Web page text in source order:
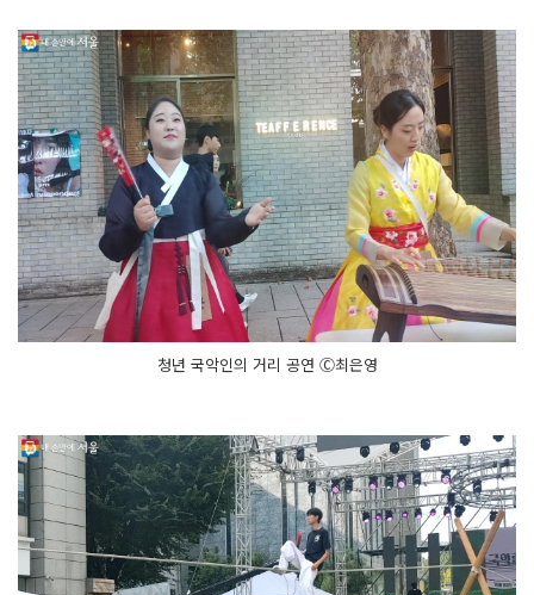
청년 국악인의 거리 공연 Ⓒ최은영